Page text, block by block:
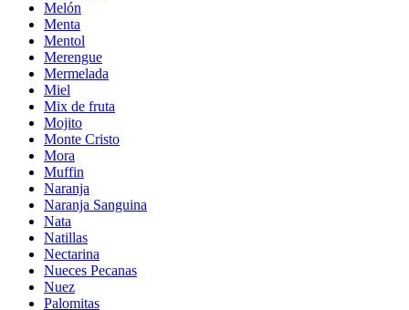
Melón
Menta
Mentol
Merengue
Mermelada
Miel
Mix de fruta
Mojito
Monte Cristo
Mora
Muffin
Naranja
Naranja Sanguina
Nata
Natillas
Nectarina
Nueces Pecanas
Nuez
Palomitas